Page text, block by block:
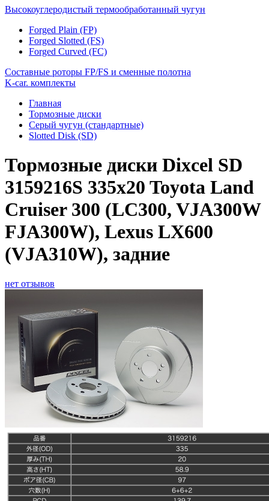
Высокоуглеродистый термообработанный чугун
Forged Plain (FP)
Forged Slotted (FS)
Forged Curved (FC)
Составные роторы FP/FS и сменные полотна
K-car. комплекты
Главная
Тормозные диски
Серый чугун (стандартные)
Slotted Disk (SD)
Тормозные диски Dixcel SD
3159216S 335x20 Toyota Land
Cruiser 300 (LC300, VJA300W
FJA300W), Lexus LX600
(VJA310W), задние
нет отзывов